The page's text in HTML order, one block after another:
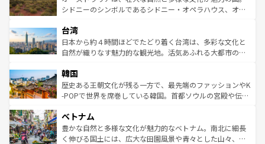
しみながら、その多様性と豊かな歴史を感じることができ
ならではの贅沢な旅のスタイルだ。 なお、新着のアメリカ
情報はコンテンツ一覧を参照してほしい。
おすすめ。エメラルドグリーンに輝く海をはじめ、豊かな
れるおもてなしの心で訪れる人々を迎えてくれるハワイの
人々、おいしいローカルフードやハワイアンミュージッ
ク、伝統的なフラダンスなど、すべてがハワイの魅力を彩
ワイを、存分に味わってほしい。 なお、新着のハワイ情報
はコンテンツ一覧を参照してほしい。
シドニーのシンボルであるシドニー・オペラハウス、オー
リアリーフや大陸中央部にそびえるウルル（エアーズロッ
ク）、タスマニアの美しい原生林やケアンズの熱帯雨林な
ど、見どころがたくさん。また、カフェやワイン、オージ
いる。アクティビティも充実しており、サーフィンやダイ
ビング、ハイキングなど、アウトドア好きにはたまらな
い。オーストラリアの多彩な魅力を存分に味わいつくそ
参照してほしい。
台湾
日本から約４時間ほどでたどり着く台湾は、多彩な文化と
自然が織りなす魅力的な観光地。活気あふれる大都市の台
ン）、静ひつな山岳地帯である台湾東部など、都市の喧騒
と山間の静けさが共存しており、訪れる人に新しい発見と
驚きをもたらしてくれる。また、奥深い台湾の食文化も魅
容にもいいと評判のスイーツなど、バラエティ豊かな料理
が味わえる。 なお、新着の台湾情報は コンテンツ一覧を参
照してほしい。
韓国
歴史ある王朝文化が残る一方で、最先端のファッションやK
-POPで世界を席巻している韓国。首都ソウルの宮殿や伝統
き、地方に足を延ばせば四季折々の自然美を楽しむことが
できる。そして、キムチや焼肉、絶品のストリートフード
まで、さまざまな韓国料理が待っている。夜には、韓国な
ベトナム
豊かな自然と多様な文化が魅力的なベトナム。南北に細長
く伸びる国土には、広大な田園風景や青々とした山々、世